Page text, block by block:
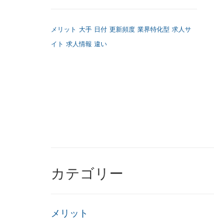
メリット 大手 日付 更新頻度 業界特化型 求人サ
イト 求人情報 違い
カテゴリー
メリット